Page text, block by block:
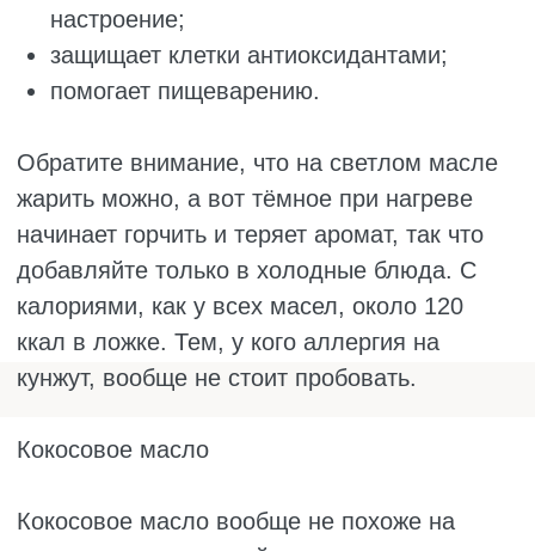
ЗАКЛЮЧЕНИЕ
хорошее самочувствие, а также их можно
использовать в уходе за собой. Главное,
использовать их с умом: учитывать
назначение, способ нагрева и свои
потребности. Если подойти к выбору
осознанно, они принесут организму только
пользу.